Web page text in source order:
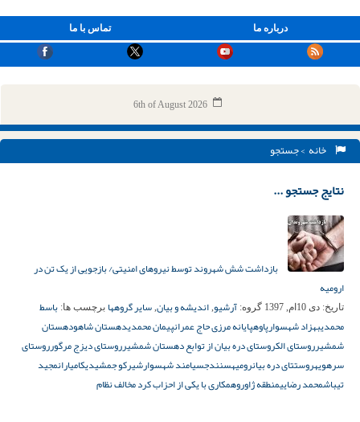
تماس با ما درباره ما
6th of August 2026
خانه > جستجو
نتایج جستجو ...
بازداشت شش شهروند توسط نیروهای امنیتی/ بازجویی از یک تن در
ارومیه
تاریخ: دی 10ام, 1397 گروه: آرشیو, اندیشه و بیان, سایر گروهها برچسب ها: باسط
محمدیبهزاد شهسوارپاوهپایانه مرزی حاج عمرانپیمان محمدیدهستان شاهودهستان
شمشیرروستای الکروستای دره بیان از توابع دهستان شمشیرروستای دیزج مرگورروستای
سرهویهروستتای دره بیانرومیهسنندجسیامند شهسوارشیرکو جمشیدیکامیارانمجید
تیباشمحمد رضاییمنطقه ژاوروهمکاری با یکی از احزاب کرد مخالف نظام